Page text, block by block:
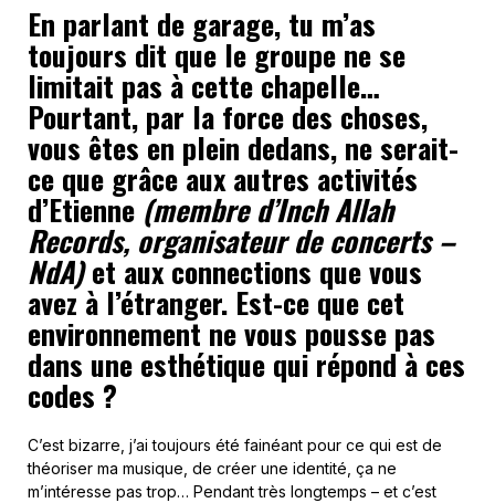
En parlant de garage, tu m’as
toujours dit que le groupe ne se
limitait pas à cette chapelle…
Pourtant, par la force des choses,
vous êtes en plein dedans, ne serait-
ce que grâce aux autres activités
d’Etienne (membre d’Inch Allah
Records, organisateur de concerts –
NdA)et aux connections que vous
avez à l’étranger. Est-ce que cet
environnement ne vous pousse pas
dans une esthétique qui répond à ces
codes ?
C’est bizarre, j’ai toujours été fainéant pour ce qui est de
théoriser ma musique, de créer une identité, ça ne
m’intéresse pas trop… Pendant très longtemps – et c’est